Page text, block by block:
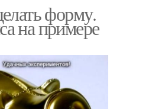
форму.
на примере